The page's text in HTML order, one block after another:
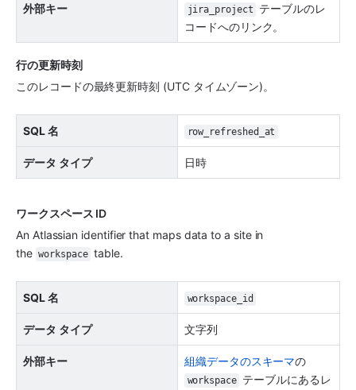
外部キー jira_project
テーブルのレ
コードへのリンク。
行の更新時刻
このレコードの最終更新時刻 (UTC タイムゾーン)。
SQL 名 row_refreshed_at
データ タイプ 日時
ワークスペース ID
An Atlassian identifier that maps data to a site in
the workspace table.
SQL 名 workspace_id
データ タイプ 文字列
外部キー 組織データのスキーマ
workspace テーブルにあるレ